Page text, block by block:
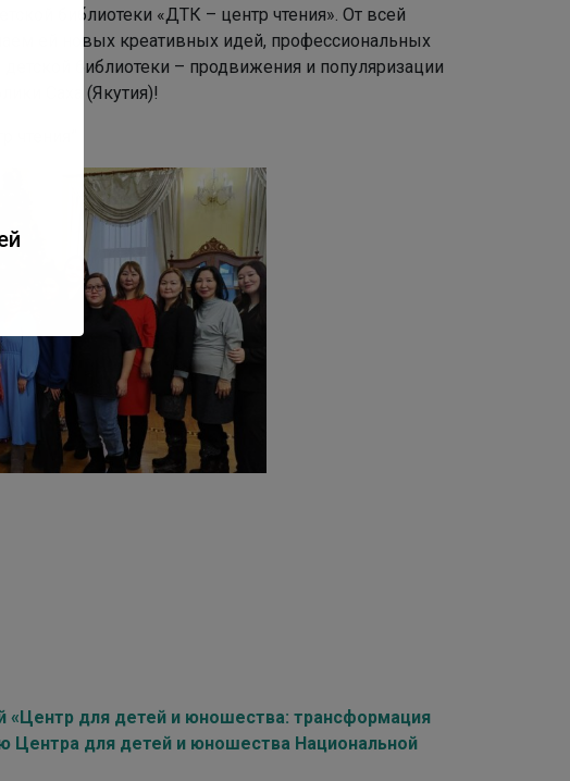
библиотеки «ДТК – центр чтения». От всей
ей новых креативных идей, профессиональных
библиотеки – продвижения и популяризации
Саха (Якутия)!
«Центр для детей и юношества: трансформация
Центра для детей и юношества Национальной